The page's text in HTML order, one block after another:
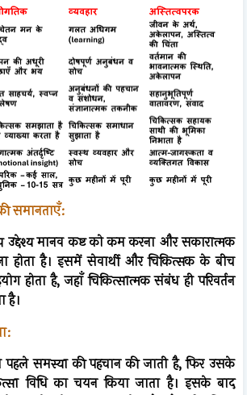
समानताएँ:
उद्देश्य मानव कष्ट को कम करना और सकारात्मक
होता है। इसमें सेवार्थी और चिकित्सक के बीच
होता है, जहाँ चिकित्सात्मक संबंध ही परिवर्तन
है।
पहले समस्या की पहचान की जाती है, फिर उसके
विधि का चयन किया जाता है। इसके बाद